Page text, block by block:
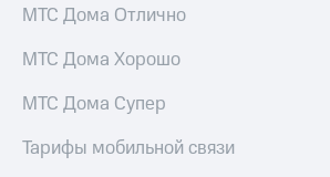
МТС Дома Отлично
МТС Дома Хорошо
МТС Дома Супер
Тарифы мобильной связи